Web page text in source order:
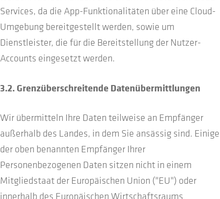
Services, da die App-Funktionalitäten über eine Cloud-
Umgebung bereitgestellt werden, sowie um
Dienstleister, die für die Bereitstellung der Nutzer-
Accounts eingesetzt werden.
3.2. Grenzüberschreitende Datenübermittlungen
Wir übermitteln Ihre Daten teilweise an Empfänger
außerhalb des Landes, in dem Sie ansässig sind. Einige
der oben benannten Empfänger Ihrer
Personenbezogenen Daten sitzen nicht in einem
Mitgliedstaat der Europäischen Union ("EU") oder
innerhalb des Europäischen Wirtschaftsraums